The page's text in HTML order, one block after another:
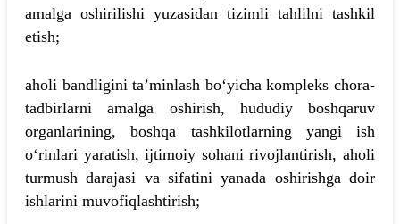
amalga oshirilishi yuzasidan tizimli tahlilni tashkil
etish;
aholi bandligini ta’minlash bo‘yicha kompleks chora-
tadbirlarni amalga oshirish, hududiy boshqaruv
organlarining, boshqa tashkilotlarning yangi ish
o‘rinlari yaratish, ijtimoiy sohani rivojlantirish, aholi
turmush darajasi va sifatini yanada oshirishga doir
ishlarini muvofiqlashtirish;